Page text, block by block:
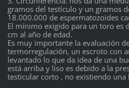
gramos del testículo y un gramos
18.000.000 de espermatozoides
El mínimo exigido para un toro es
cm al año de edad.
Es muy importante la evaluación
termorregulación, un escroto con
levantado lo que da idea de una
está arriba y liso es debido a la
testicular corto , no existiendo